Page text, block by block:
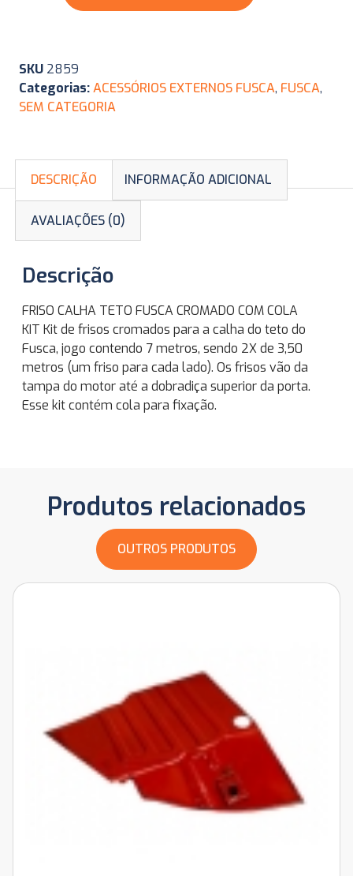
SKU 2859
Categorias:ACESSÓRIOS EXTERNOS FUSCA, FUSCA,
SEM CATEGORIA
DESCRIÇÃO INFORMAÇÃO ADICIONAL
AVALIAÇÕES (0)
Descrição
FRISO CALHA TETO FUSCA CROMADO COM COLA
KIT Kit de frisos cromados para a calha do teto do
Fusca, jogo contendo 7 metros, sendo 2X de 3,50
metros (um friso para cada lado). Os frisos vão da
tampa do motor até a dobradiça superior da porta.
Esse kit contém cola para fixação.
Produtos relacionados
OUTROS PRODUTOS